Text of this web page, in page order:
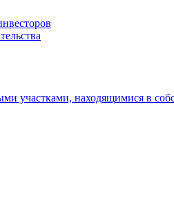
участками, находящимися в